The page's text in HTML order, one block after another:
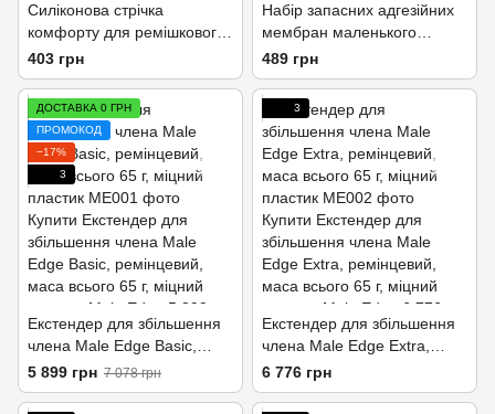
Силіконова стрічка
комфорту для ремішкового
екстендеру
403 грн
Набір запасних адгезійних
мембран маленького
розміру (5 шт.) для
екстендеру Penimaster PRO
489 грн
ДОСТАВКА 0 ГРН
ПРОМОКОД
−17%
3
Екстендер для збільшення
члена Male Edge Basic,
ремінцевий, маса всього 65
г, міцний пластик
5 899 грн 7 078 грн
3
Екстендер для збільшення
члена Male Edge Extra,
ремінцевий, маса всього 65
г, міцний пластик
6 776 грн